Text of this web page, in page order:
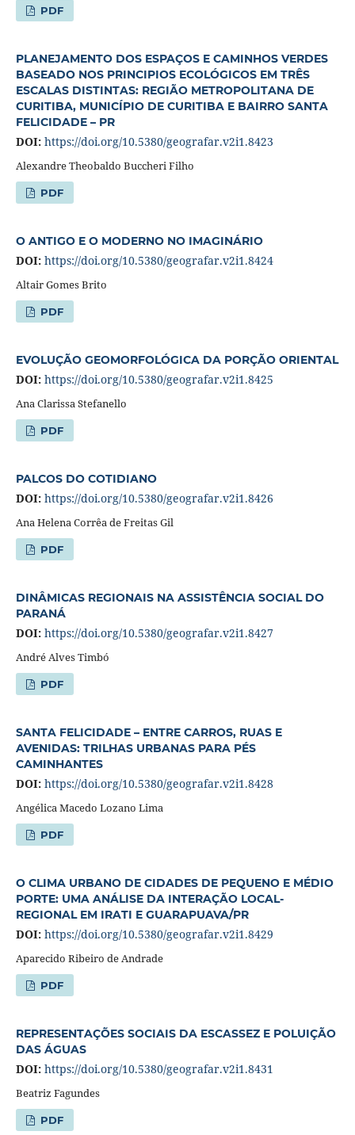
PDF
PLANEJAMENTO DOS ESPAÇOS E CAMINHOS VERDES
BASEADO NOS PRINCIPIOS ECOLÓGICOS EM TRÊS
ESCALAS DISTINTAS: REGIÃO METROPOLITANA DE
CURITIBA, MUNICÍPIO DE CURITIBA E BAIRRO SANTA
FELICIDADE – PR
DOI: https://doi.org/10.5380/geografar.v2i1.8423
Alexandre Theobaldo Buccheri Filho
PDF
O ANTIGO E O MODERNO NO IMAGINÁRIO
DOI: https://doi.org/10.5380/geografar.v2i1.8424
Altair Gomes Brito
PDF
EVOLUÇÃO GEOMORFOLÓGICA DA PORÇÃO ORIENTAL
DOI: https://doi.org/10.5380/geografar.v2i1.8425
Ana Clarissa Stefanello
PDF
PALCOS DO COTIDIANO
DOI: https://doi.org/10.5380/geografar.v2i1.8426
Ana Helena Corrêa de Freitas Gil
PDF
DINÂMICAS REGIONAIS NA ASSISTÊNCIA SOCIAL DO
PARANÁ
DOI: https://doi.org/10.5380/geografar.v2i1.8427
André Alves Timbó
PDF
SANTA FELICIDADE – ENTRE CARROS, RUAS E
AVENIDAS: TRILHAS URBANAS PARA PÉS
CAMINHANTES
DOI: https://doi.org/10.5380/geografar.v2i1.8428
Angélica Macedo Lozano Lima
PDF
O CLIMA URBANO DE CIDADES DE PEQUENO E MÉDIO
PORTE: UMA ANÁLISE DA INTERAÇÃO LOCAL-
REGIONAL EM IRATI E GUARAPUAVA/PR
DOI: https://doi.org/10.5380/geografar.v2i1.8429
Aparecido Ribeiro de Andrade
PDF
REPRESENTAÇÕES SOCIAIS DA ESCASSEZ E POLUIÇÃO
DAS ÁGUAS
DOI: https://doi.org/10.5380/geografar.v2i1.8431
Beatriz Fagundes
PDF